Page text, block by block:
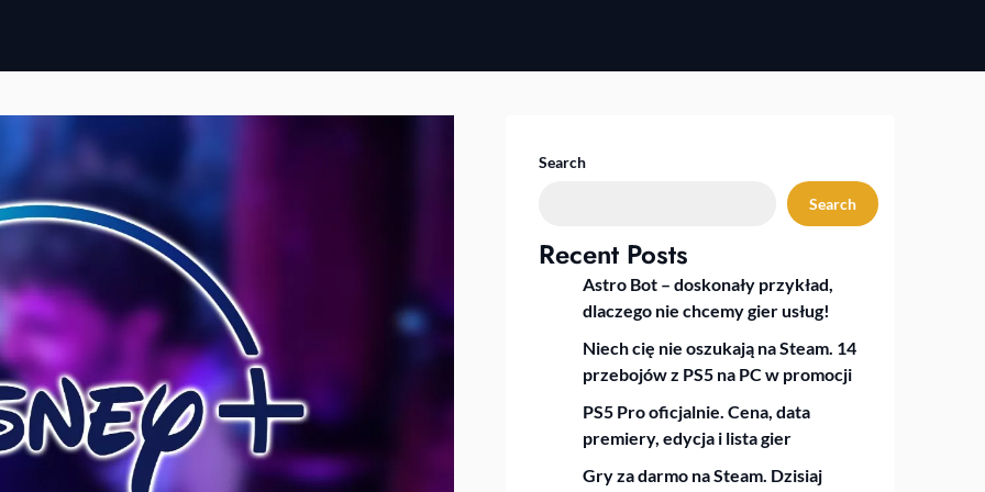
Search
Search
Recent Posts
Astro Bot – doskonały przykład,
dlaczego nie chcemy gier usług!
Niech cię nie oszukają na Steam. 14
przebojów z PS5 na PC w promocji
PS5 Pro oficjalnie. Cena, data
premiery, edycja i lista gier
Gry za darmo na Steam. Dzisiaj